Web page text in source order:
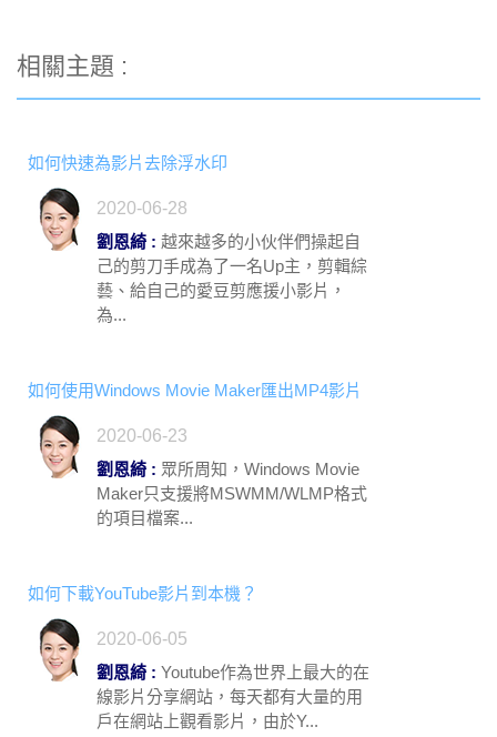
相關主題 :
如何快速為影片去除浮水印
2020-06-28
劉恩綺 : 越來越多的小伙伴們操起自
己的剪刀手成為了一名Up主，剪輯綜
藝、給自己的愛豆剪應援小影片，
為...
如何使用Windows Movie Maker匯出MP4影片
2020-06-23
劉恩綺 : 眾所周知，Windows Movie
Maker只支援將MSWMM/WLMP格式
的項目檔案...
如何下載YouTube影片到本機？
2020-06-05
劉恩綺 : Youtube作為世界上最大的在
線影片分享網站，每天都有大量的用
戶在網站上觀看影片，由於Y...